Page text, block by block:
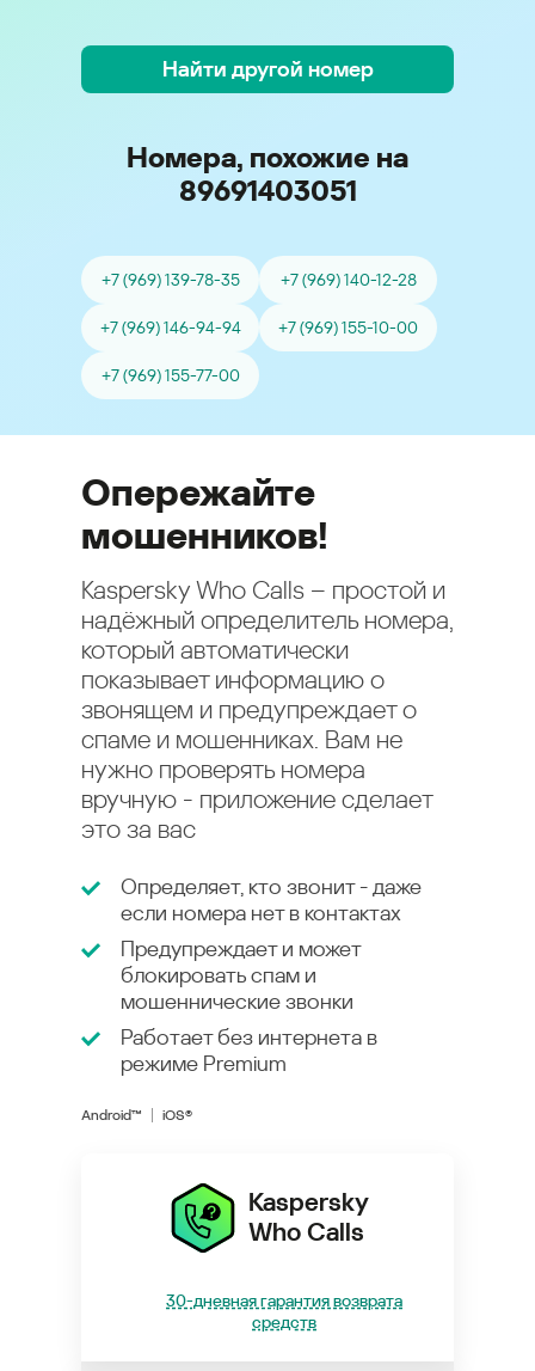
Найти другой номер
Номера, похожие на
89691403051
+7 (969) 139-78-35 +7 (969) 140-12-28
+7 (969) 146-94-94 +7 (969) 155-10-00
+7 (969) 155-77-00
Опережайте
мошенников!
Kaspersky Who Calls – простой и
надёжный определитель номера,
который автоматически
показывает информацию о
звонящем и предупреждает о
спаме и мошенниках. Вам не
нужно проверять номера
вручную - приложение сделает
это за вас
Определяет, кто звонит - даже
если номера нет в контактах
Предупреждает и может
блокировать спам и
мошеннические звонки
Работает без интернета в
режиме Premium
Android™ iOS®
Kaspersky
Who Calls
30-дневная гарантия возврата
средств